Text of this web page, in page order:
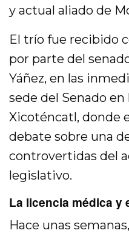
y actual aliado de
El trío fue recibido
por parte del
Yáñez, en las
sede del Senado en
Xicoténcatl, donde
debate sobre una
controvertidas del
legislativo.
La licencia médica y
Hace unas